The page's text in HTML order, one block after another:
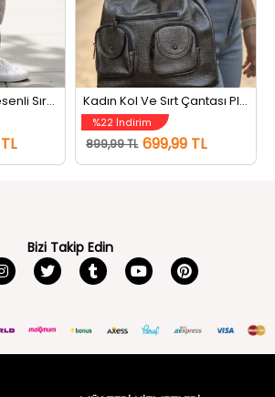
Kadın Kapitone Desenli Sırt Çantası Gri Kadın Kol Ve Sırt Çantası Platin
%22 İndirim
899,99 TL 699,99 TL
Bizi Takip Edin